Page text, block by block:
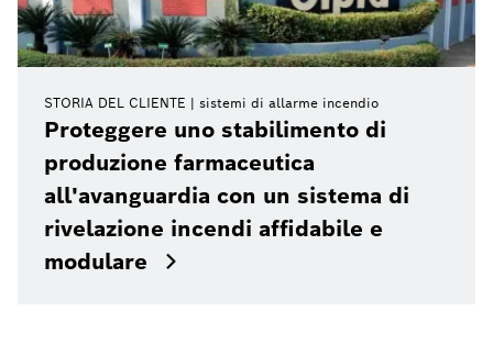
STORIA DEL CLIENTE sistemi di allarme incendio
Proteggere uno stabilimento di
produzione farmaceutica
all'avanguardia con un sistema di
rivelazione incendi affidabile e
modulare